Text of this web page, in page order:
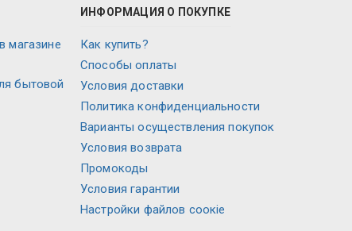
магазине
бытовой
ИНФОРМАЦИЯ О ПОКУПКЕ
Как купить?
Способы оплаты
Условия доставки
Политика конфиденциальности
Варианты осуществления покупок
Условия возврата
Промокоды
Условия гарантии
Настройки файлов соокіе